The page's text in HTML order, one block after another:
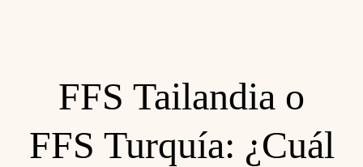
FFS Tailandia o
FFS Turquía: ¿Cuál